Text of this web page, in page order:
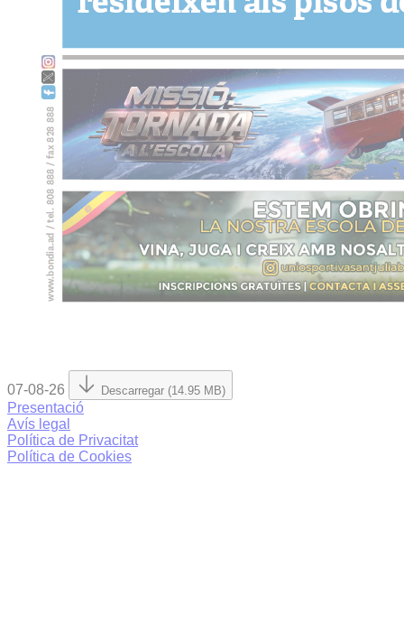
07-08-26 Descarregar (14.95 MB)
Presentació
Avís legal
Política de Privacitat
Política de Cookies